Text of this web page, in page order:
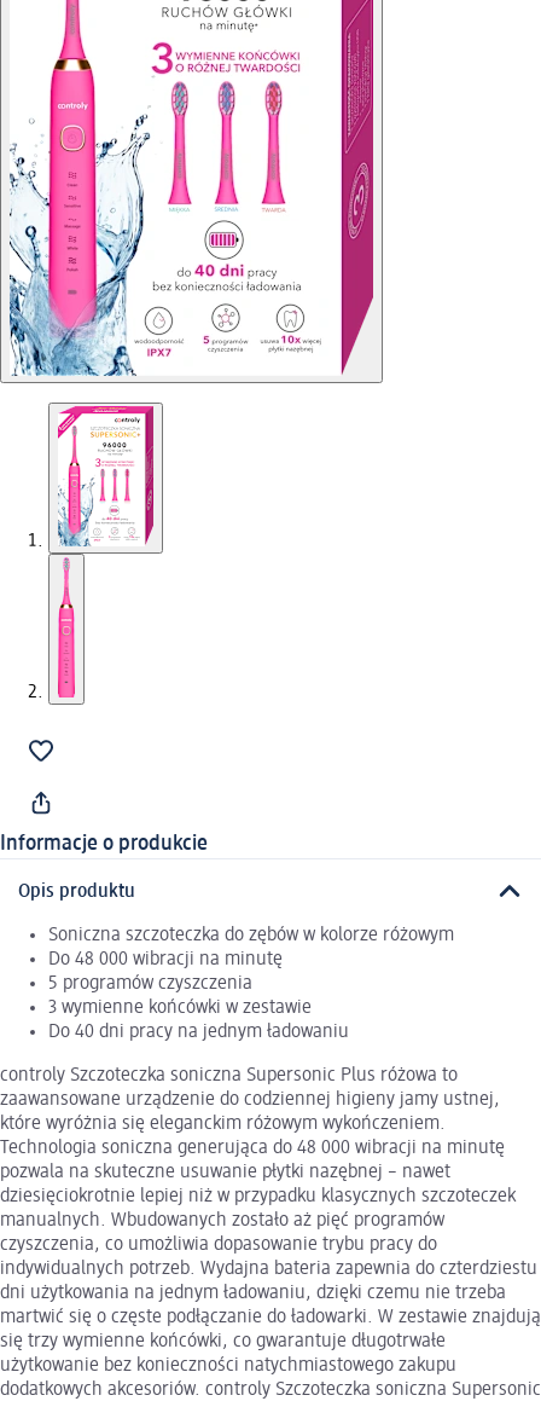
Informacje o produkcie
Opis produktu
Soniczna szczoteczka do zębów w kolorze różowym
Do 48 000 wibracji na minutę
5 programów czyszczenia
3 wymienne końcówki w zestawie
Do 40 dni pracy na jednym ładowaniu
controly Szczoteczka soniczna Supersonic Plus różowa to
zaawansowane urządzenie do codziennej higieny jamy ustnej,
które wyróżnia się eleganckim różowym wykończeniem.
Technologia soniczna generująca do 48 000 wibracji na minutę
pozwala na skuteczne usuwanie płytki nazębnej – nawet
dziesięciokrotnie lepiej niż w przypadku klasycznych szczoteczek
manualnych. Wbudowanych zostało aż pięć programów
czyszczenia, co umożliwia dopasowanie trybu pracy do
indywidualnych potrzeb. Wydajna bateria zapewnia do czterdziestu
dni użytkowania na jednym ładowaniu, dzięki czemu nie trzeba
martwić się o częste podłączanie do ładowarki. W zestawie znajdują
się trzy wymienne końcówki, co gwarantuje długotrwałe
użytkowanie bez konieczności natychmiastowego zakupu
dodatkowych akcesoriów. controly Szczoteczka soniczna Supersonic